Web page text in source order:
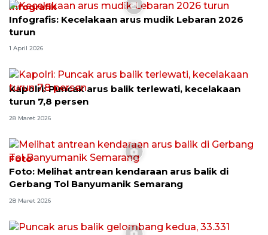
Infografik
Infografis: Kecelakaan arus mudik Lebaran 2026
turun
1 April 2026
Kapolri: Puncak arus balik terlewati, kecelakaan
turun 7,8 persen
28 Maret 2026
Foto
Foto: Melihat antrean kendaraan arus balik di
Gerbang Tol Banyumanik Semarang
28 Maret 2026